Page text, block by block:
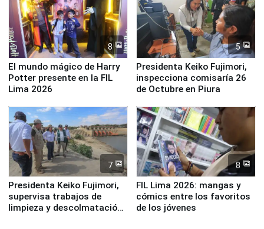
8
El mundo mágico de Harry
Potter presente en la FIL
Lima 2026
5
Presidenta Keiko Fujimori,
inspecciona comisaría 26
de Octubre en Piura
7
Presidenta Keiko Fujimori,
supervisa trabajos de
limpieza y descolmatación
8
FIL Lima 2026: mangas y
cómics entre los favoritos
de los jóvenes